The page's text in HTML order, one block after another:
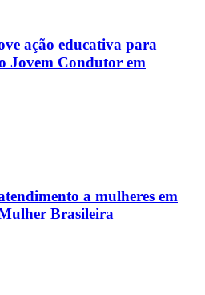
ação educativa para
Jovem Condutor em
a mulheres em
Brasileira